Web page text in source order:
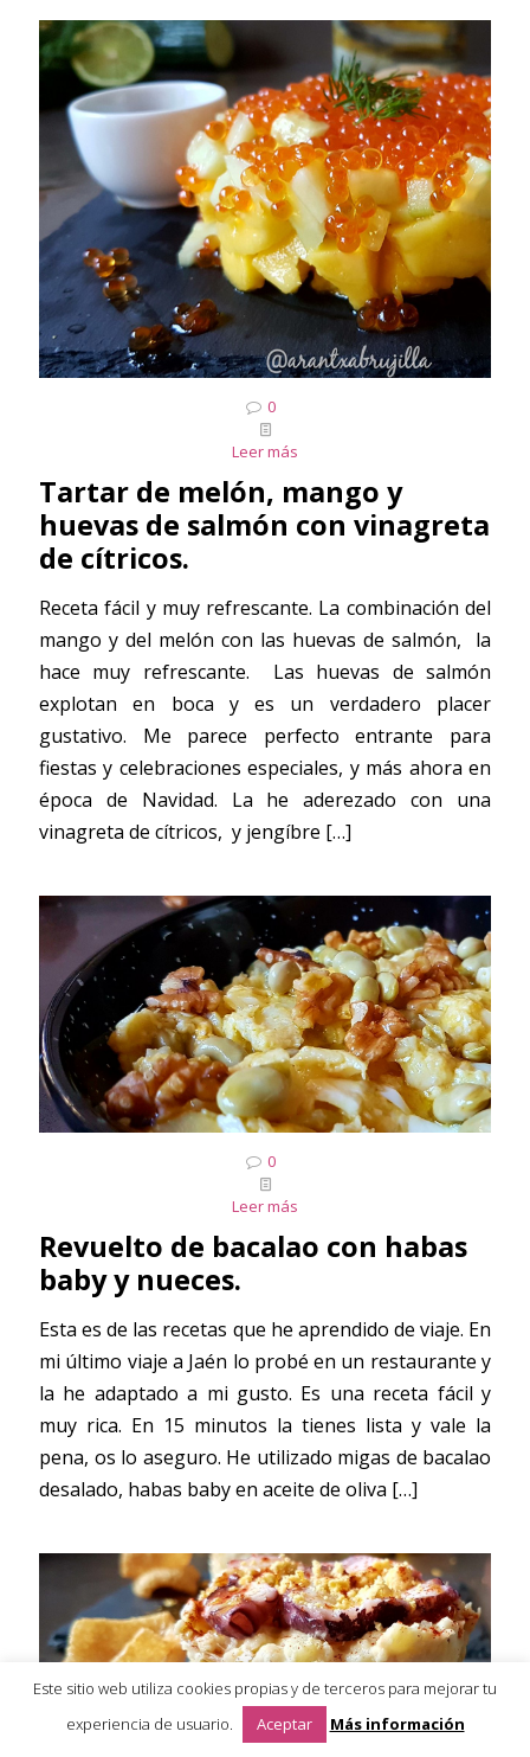
0
Leer más
Tartar de melón, mango y
huevas de salmón con vinagreta
de cítricos.
Receta fácil y muy refrescante. La combinación del
mango y del melón con las huevas de salmón, la
hace muy refrescante. Las huevas de salmón
explotan en boca y es un verdadero placer
gustativo. Me parece perfecto entrante para
fiestas y celebraciones especiales, y más ahora en
época de Navidad. La he aderezado con una
vinagreta de cítricos, y jengíbre […]
0
Leer más
Revuelto de bacalao con habas
baby y nueces.
Esta es de las recetas que he aprendido de viaje. En
mi último viaje a Jaén lo probé en un restaurante y
la he adaptado a mi gusto. Es una receta fácil y
muy rica. En 15 minutos la tienes lista y vale la
pena, os lo aseguro. He utilizado migas de bacalao
desalado, habas baby en aceite de oliva […]
Este sitio web utiliza cookies propias y de terceros para mejorar tu
experiencia de usuario.
Aceptar Más información